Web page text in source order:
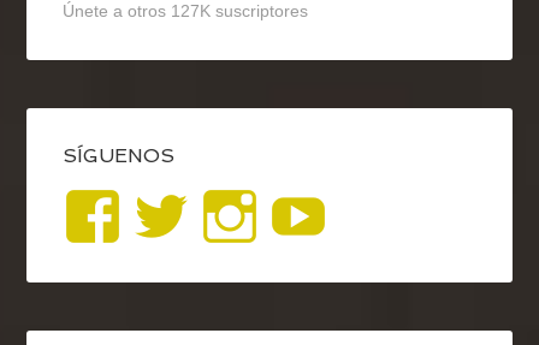
Únete a otros 127K suscriptores
SÍGUENOS
Ver
perfil
Ver
perfil
Ver
perfil